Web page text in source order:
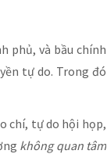
phủ, và bầu chính
tự do. Trong đó
chí, tự do hội họp,
không quan tâm